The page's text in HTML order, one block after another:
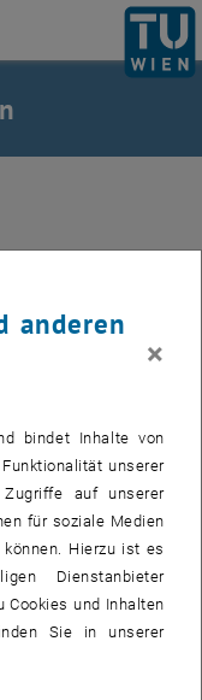
anderen
×
bindet Inhalte von
unserer
auf unserer
für soziale Medien
Hierzu ist es
Dienstanbieter
Cookies und Inhalten
Sie in unserer